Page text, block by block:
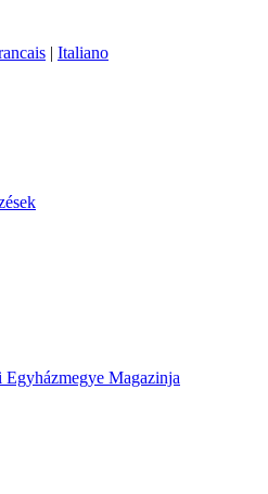
| Italiano
Egyházmegye Magazinja